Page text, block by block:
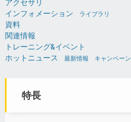
インフォメーション
ライブラリ
資料
関連情報
トレーニング&イベント
ホットニュース
最新情報 キャンペーン
特長